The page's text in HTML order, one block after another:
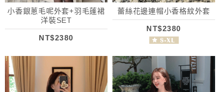
小香銀蔥毛呢外套+羽毛蓬裙
洋裝SET
NT$2380
蕾絲花邊連帽小香格紋外套
NT$2380